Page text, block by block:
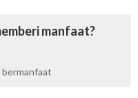
manfaat?